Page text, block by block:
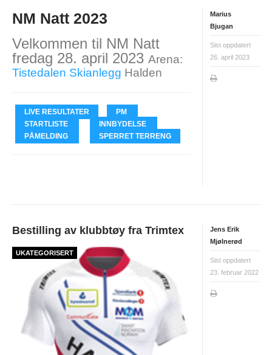
Nyheter
Presentasjon UFO
Nybegynnerkurs
Grenserittet
BARNEIDRETT
Nyheter og informasjon
Påmeldingsskjema 2026/2027
SKI
NM Natt 2023
Velkommen til NM Natt
fredag 28. april 2023 Arena:
Tistedalen Skianlegg Halden
LIVE RESULTATER
PM
STARTLISTE
INNBYDELSE
PÅMELDING
SPERRET TERRENG
Marius
Bjugan
Sist oppdatert
26. april 2023
Bestilling av klubbtøy fra Trimtex
UKATEGORISERT
Jens Erik
Mjølnerød
Sist oppdatert
23. februar 2022